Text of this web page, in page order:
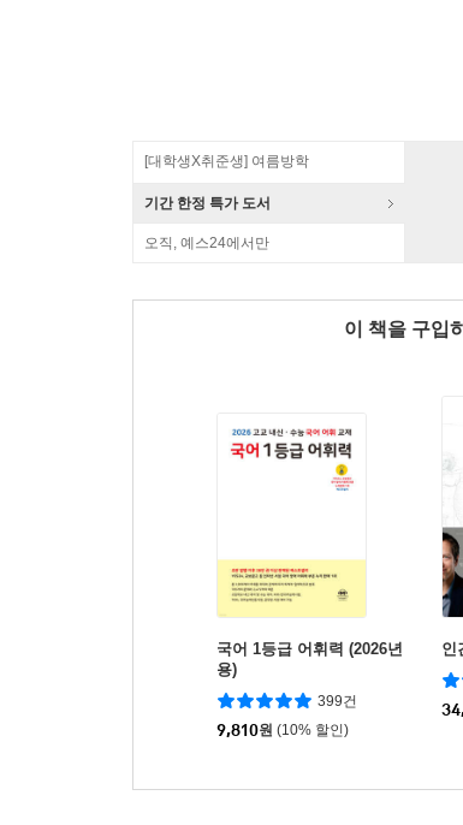
[대학생X취준생] 여름방학
기간 한정 특가 도서
오직, 예스24에서만
이 책을 구입
국어 1등급 어휘력 (2026년
용)
399건
9,810원 (10% 할인)
인